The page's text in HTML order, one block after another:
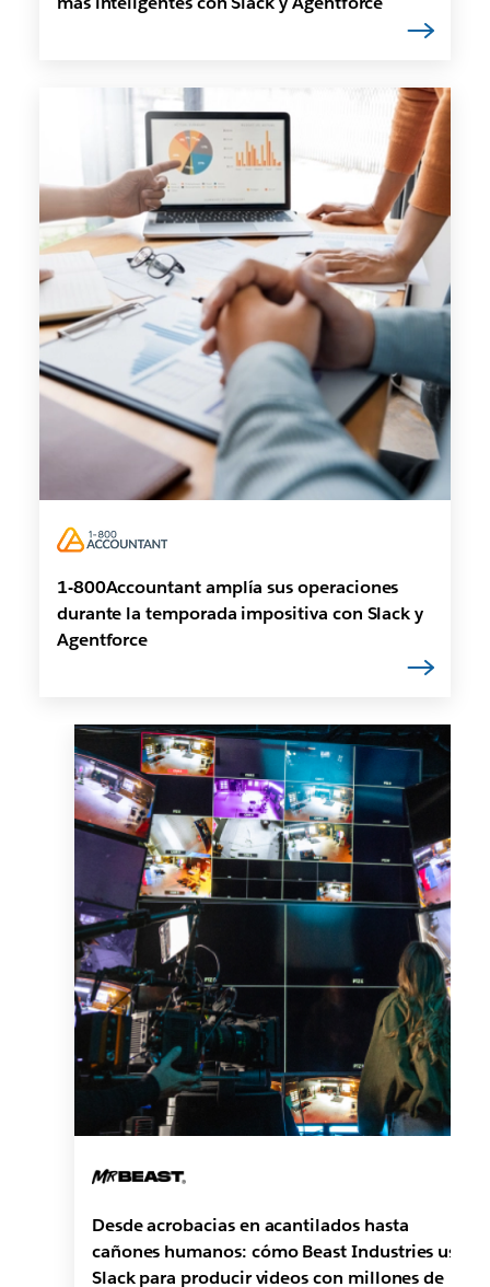
1-800Accountant amplía sus operaciones
durante la temporada impositiva con Slack y
Agentforce
Desde acrobacias en acantilados hasta
cañones humanos: cómo Beast Industries usa
Slack para producir videos con millones de